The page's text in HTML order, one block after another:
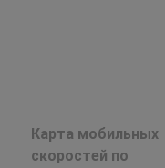
Карта мобильных
скоростей по